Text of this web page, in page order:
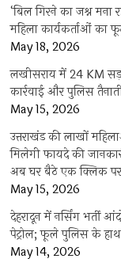
‘बिल गिरने का जश्न मना
महिला कार्यकर्ताओं का
May 18, 2026
लखीसराय में 24 KM
कार्रवाई और पुलिस
May 15, 2026
उत्तराखंड की लाखों
मिलेगी फायदे की
अब घर बैठे एक क्लिक पर
May 15, 2026
देहरादून में नर्सिंग भर्ती
पेट्रोल; फूले पुलिस के
May 14, 2026